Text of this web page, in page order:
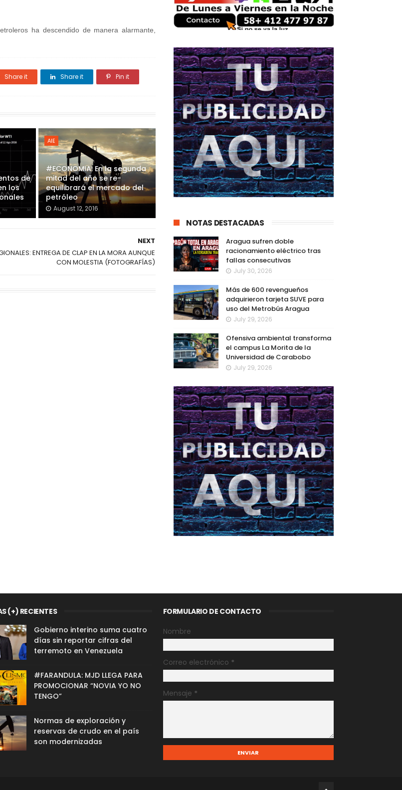
ha descendido de manera alarmante,
Share it Share it Pin it
de
los
AIE
#ECONOMIA: En la segunda
mitad del año se re-
equilibrará el mercado del
petróleo
August 12, 2016
NEXT
ENTREGA DE CLAP EN LA MORA AUNQUE
CON MOLESTIA (FOTOGRAFÍAS)
NOTAS DESTACADAS
Aragua sufren doble
racionamiento eléctrico tras
fallas consecutivas
July 30, 2026
Más de 600 revengueños
adquirieron tarjeta SUVE para
uso del Metrobús Aragua
July 29, 2026
Ofensiva ambiental transforma
el campus La Morita de la
Universidad de Carabobo
July 29, 2026
(+) RECIENTES
Gobierno interino suma cuatro
días sin reportar cifras del
terremoto en Venezuela
#FARANDULA: MJD LLEGA PARA
PROMOCIONAR “NOVIA YO NO
TENGO”
Normas de exploración y
reservas de crudo en el país
son modernizadas
FORMULARIO DE CONTACTO
Nombre
Correo electrónico *
Mensaje *